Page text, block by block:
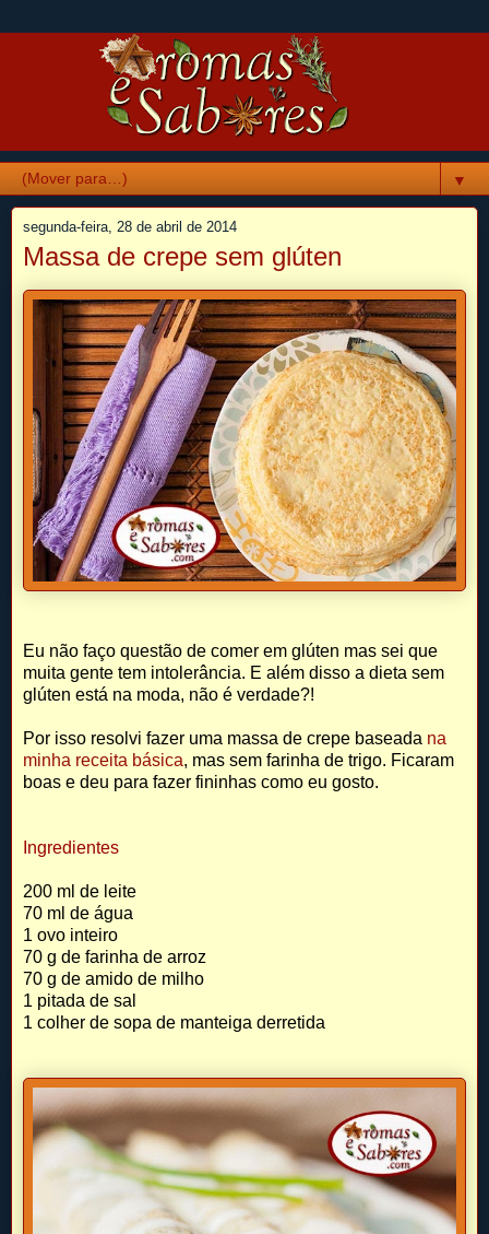
▼
segunda-feira, 28 de abril de 2014
Massa de crepe sem glúten
Eu não faço questão de comer em glúten mas sei que
muita gente tem intolerância. E além disso a dieta sem
glúten está na moda, não é verdade?!
Por isso resolvi fazer uma massa de crepe baseada na
minha receita básica, mas sem farinha de trigo. Ficaram
boas e deu para fazer fininhas como eu gosto.
Ingredientes
200 ml de leite
70 ml de água
1 ovo inteiro
70 g de farinha de arroz
70 g de amido de milho
1 pitada de sal
1 colher de sopa de manteiga derretida